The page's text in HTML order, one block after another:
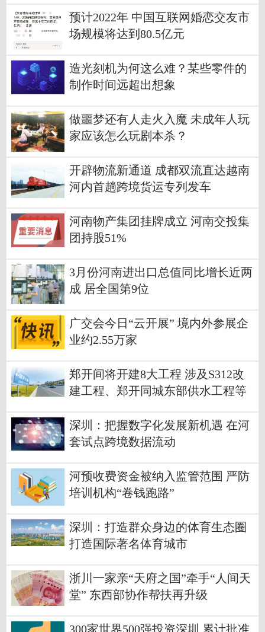
预计2022年 中国互联网婚恋交友市
场规模将达到80.5亿元
造光刻机为何这么难？某些零件的
制作时间远超出想象
做噩梦还有人走火入魔 未成年人玩
家应该怎么玩剧本杀？
开辟物流新通道 成都双流直达越南
河内首趟跨境货运专列发车
河南物产集团挂牌成立 河南交投集
团持股51%
3月份河南进出口总值同比增长近两
成 居全国第9位
广交会今日“云开展” 境内外参展企
业约2.55万家
郑开间将开建8大工程 涉及S312改
建工程、郑开同城东部供水工程等
深圳：把握数字化发展新机遇 在河
套试点跨境数据流动
河预收费资金被纳入监管范围 严防
培训机构“卷钱跑路”
深圳：打造群众身边的体育生态圈
打造国际著名体育城市
浙川一家亲“天府之国”牵手“人间天
堂” 东西部协作帮扶再升级